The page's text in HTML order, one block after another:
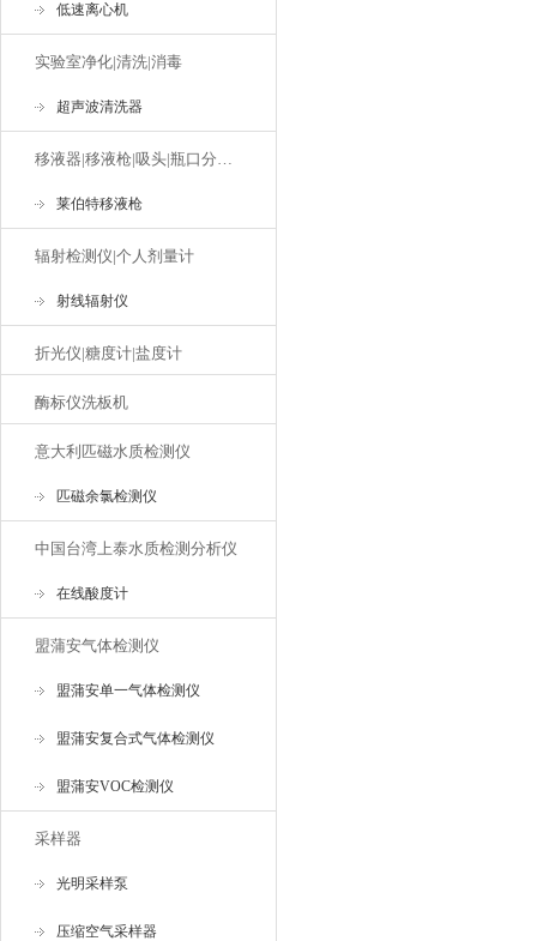
低速离心机
实验室净化|清洗|消毒
超声波清洗器
移液器|移液枪|吸头|瓶口分液器
莱伯特移液枪
辐射检测仪|个人剂量计
射线辐射仪
折光仪|糖度计|盐度计
酶标仪洗板机
意大利匹磁水质检测仪
匹磁余氯检测仪
中国台湾上泰水质检测分析仪
在线酸度计
盟蒲安气体检测仪
盟蒲安单一气体检测仪
盟蒲安复合式气体检测仪
盟蒲安VOC检测仪
采样器
光明采样泵
压缩空气采样器